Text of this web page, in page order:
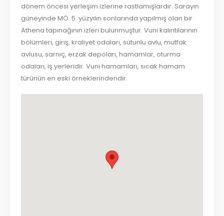
dönem öncesi yerleşim izlerine rastlamışlardır. Sarayın
güneyinde MÖ. 5. yüzyılın sonlarında yapılmış olan bir
Athena tapınağının izleri bulunmuştur. Vuni kalıntılarının
bölümleri, giriş, kraliyet odaları, sütunlu avlu, mutfak
avlusu, sarnıç, erzak depoları, hamamlar, oturma
odaları, iş yerleridir. Vuni hamamları, sıcak hamam
türünün en eski örneklerindendir.